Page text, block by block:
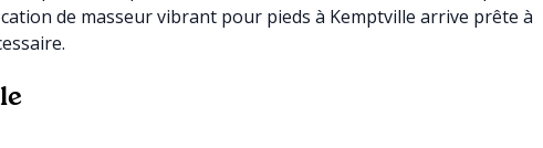
de masseur vibrant pour pieds à Kemptville arrive prête à